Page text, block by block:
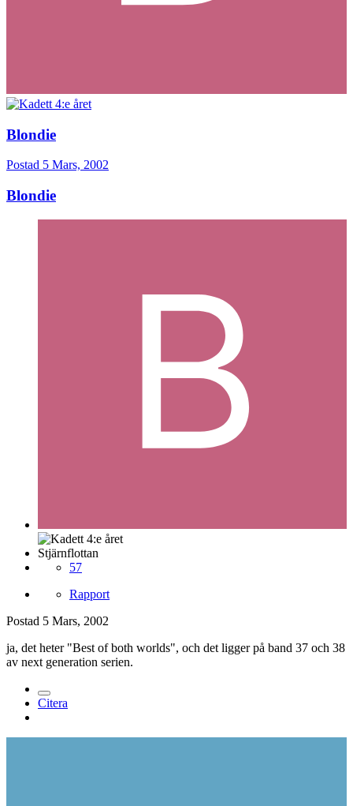
Blondie
Postad 5 Mars, 2002
Blondie
Stjärnflottan
57
Rapport
Postad 5 Mars, 2002
ja, det heter "Best of both worlds", och det ligger på band 37 och 38
av next generation serien.
Citera